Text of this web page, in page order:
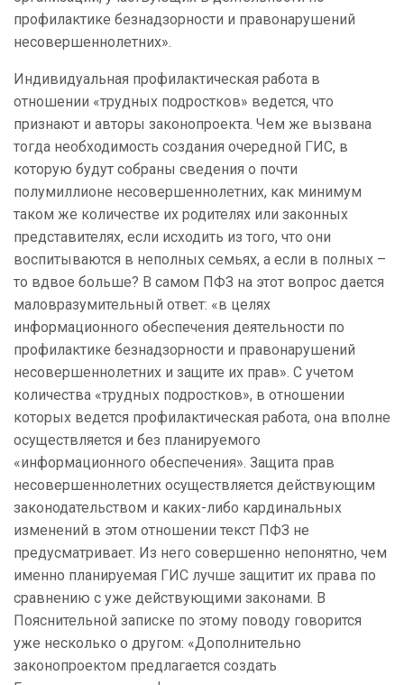
профилактике безнадзорности и правонарушений
несовершеннолетних».
Индивидуальная профилактическая работа в
отношении «трудных подростков» ведется, что
признают и авторы законопроекта. Чем же вызвана
тогда необходимость создания очередной ГИС, в
которую будут собраны сведения о почти
полумиллионе несовершеннолетних, как минимум
таком же количестве их родителях или законных
представителях, если исходить из того, что они
воспитываются в неполных семьях, а если в полных –
то вдвое больше? В самом ПФЗ на этот вопрос дается
маловразумительный ответ: «в целях
информационного обеспечения деятельности по
профилактике безнадзорности и правонарушений
несовершеннолетних и защите их прав». С учетом
количества «трудных подростков», в отношении
которых ведется профилактическая работа, она вполне
осуществляется и без планируемого
«информационного обеспечения». Защита прав
несовершеннолетних осуществляется действующим
законодательством и каких-либо кардинальных
изменений в этом отношении текст ПФЗ не
предусматривает. Из него совершенно непонятно, чем
именно планируемая ГИС лучше защитит их права по
сравнению с уже действующими законами. В
Пояснительной записке по этому поводу говорится
уже несколько о другом: «Дополнительно
законопроектом предлагается создать